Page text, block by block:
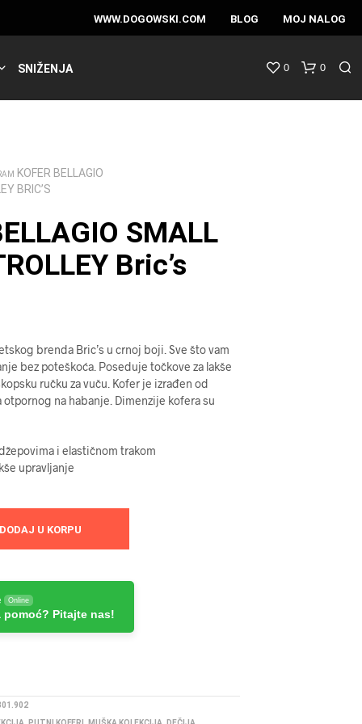
WWW.DOGOWSKI.COM BLOG MOJ NALOG
SNIŽENJA 0 0
KOFER BELLAGIO
BRIC’S
SMALL
Bric’s
brenda Bric’s u crnoj boji. Sve što vam
bez poteškoća. Poseduje točkove za lakše
ručku za vuču. Kofer je izrađen od
na habanje. Dimenzije kofera su
i elastičnom trakom
upravljanje
U KORPU
Online
pomoć? Pitajte nas!